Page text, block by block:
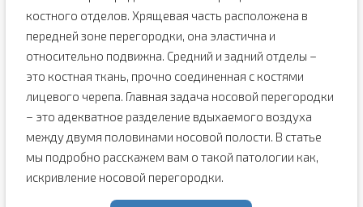
костного отделов. Хрящевая часть расположена в
передней зоне перегородки, она эластична и
относительно подвижна. Средний и задний отделы –
это костная ткань, прочно соединенная с костями
лицевого черепа. Главная задача носовой перегородки
– это адекватное разделение вдыхаемого воздуха
между двумя половинами носовой полости. В статье
мы подробно расскажем вам о такой патологии как,
искривление носовой перегородки.